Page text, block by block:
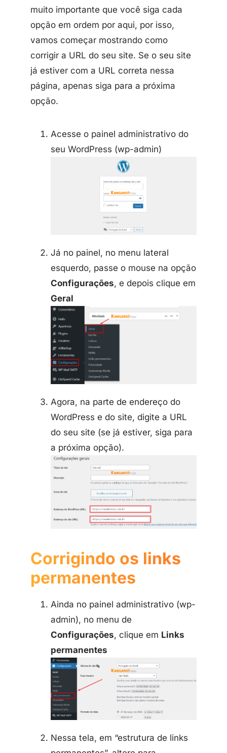
muito importante que você siga cada
opção em ordem por aqui, por isso,
vamos começar mostrando como
corrigir a URL do seu site. Se o seu site
já estiver com a URL correta nessa
página, apenas siga para a próxima
opção.
Acesse o painel administrativo do
seu WordPress (wp-admin)
Já no painel, no menu lateral
esquerdo, passe o mouse na opção
Configurações, e depois clique em
Geral
Agora, na parte de endereço do
WordPress e do site, digite a URL
do seu site (se já estiver, siga para
a próxima opção).
Corrigindo os links
permanentes
Ainda no painel administrativo (wp-
admin), no menu de
Configurações, clique em Links
permanentes
Nessa tela, em “estrutura de links